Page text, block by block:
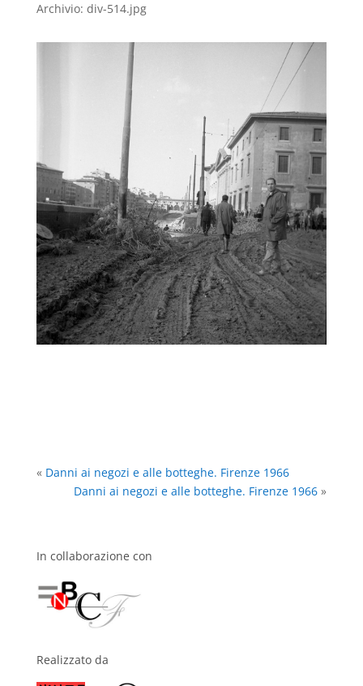
Archivio: div-514.jpg
« Danni ai negozi e alle botteghe. Firenze 1966
Danni ai negozi e alle botteghe. Firenze 1966 »
In collaborazione con
Realizzato da